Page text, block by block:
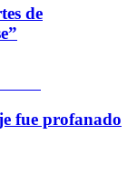
de
fue profanado